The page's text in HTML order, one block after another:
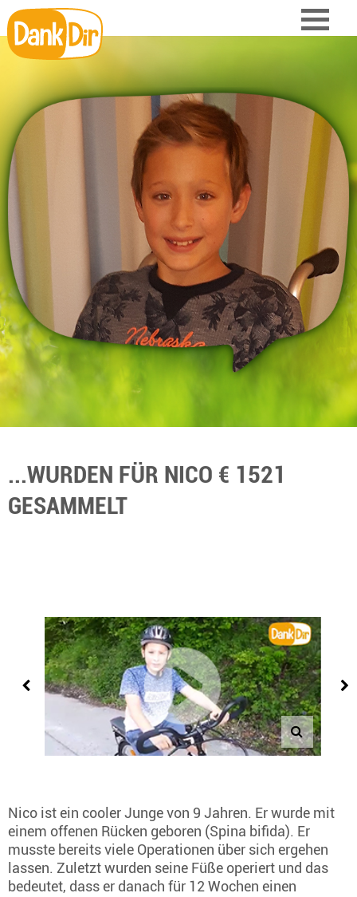
...WURDEN FÜR NICO € 1521
GESAMMELT
Nico ist ein cooler Junge von 9 Jahren. Er wurde mit
einem offenen Rücken geboren (Spina bifida). Er
musste bereits viele Operationen über sich ergehen
lassen. Zuletzt wurden seine Füße operiert und das
bedeutet, dass er danach für 12 Wochen einen